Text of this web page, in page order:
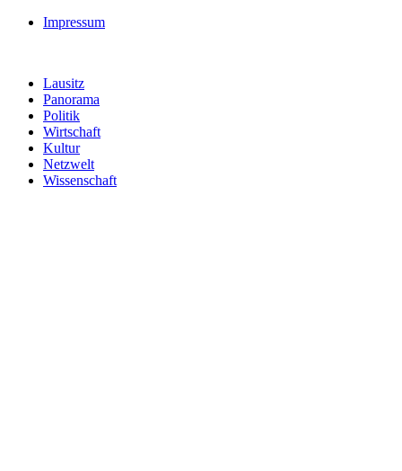
Impressum
Lausitz
Panorama
Politik
Wirtschaft
Kultur
Netzwelt
Wissenschaft